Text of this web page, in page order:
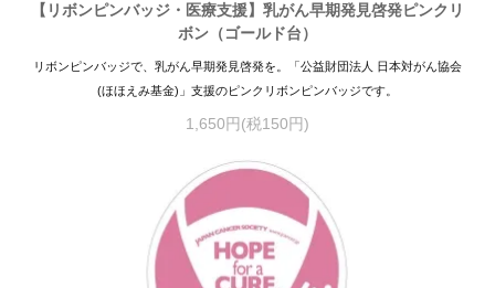
【リボンピンバッジ・医療支援】乳がん早期発見啓発ピンクリ
ボン（ゴールド台）
リボンピンバッジで、乳がん早期発見啓発を。「公益財団法人 日本対がん協会
(ほほえみ基金)」支援のピンクリボンピンバッジです。
1,650円(税150円)